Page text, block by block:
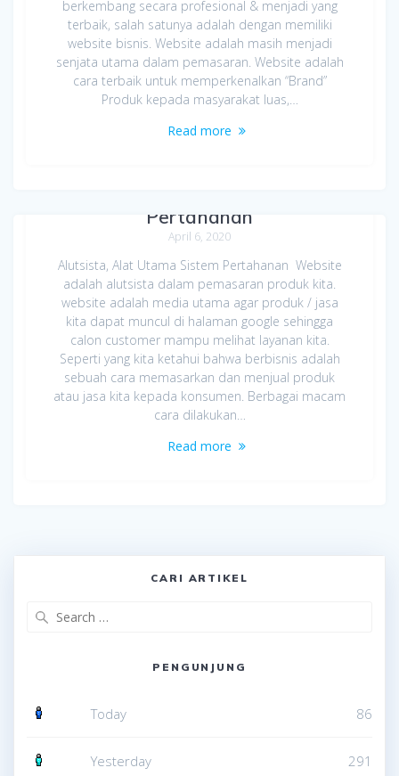
berkembang secara profesional & menjadi yang
terbaik, salah satunya adalah dengan memiliki
website bisnis. Website adalah masih menjadi
senjata utama dalam pemasaran. Website adalah
cara terbaik untuk memperkenalkan “Brand”
Produk kepada masyarakat luas,…
Read more
Pertahanan
April 6, 2020
Alutsista, Alat Utama Sistem Pertahanan Website
adalah alutsista dalam pemasaran produk kita.
website adalah media utama agar produk / jasa
kita dapat muncul di halaman google sehingga
calon customer mampu melihat layanan kita.
Seperti yang kita ketahui bahwa berbisnis adalah
sebuah cara memasarkan dan menjual produk
atau jasa kita kepada konsumen. Berbagai macam
cara dilakukan…
Read more
CARI ARTIKEL
PENGUNJUNG
Today 86
Yesterday 291